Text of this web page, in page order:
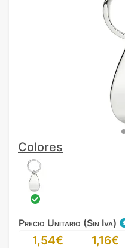
Colores
Precio Unitario (Sin Iva)
1,54€ 1,16€